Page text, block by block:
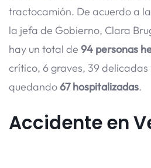
tractocamión. De acuerdo a
la jefa de Gobierno, Clara
hay un total de 94 personas
crítico, 6 graves, 39
quedando67 hospitalizadas.
Accidente en